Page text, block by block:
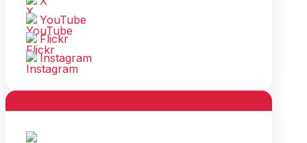
YouTube
Flickr
Instagram